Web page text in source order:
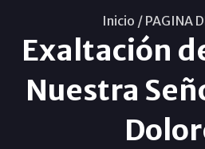
Inicio / PAGINA
Exaltación
Nuestra